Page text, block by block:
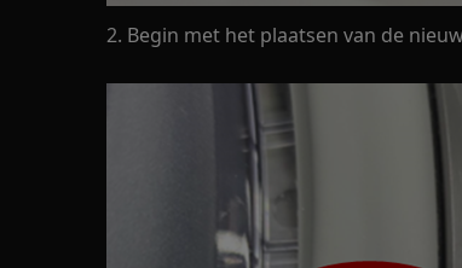
2. Begin met het plaatsen van de